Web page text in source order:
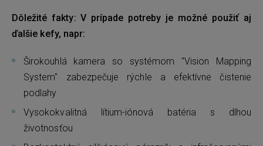
Dôležité fakty: V prípade potreby je možné použiť aj
ďalšie kefy, napr:
Širokouhlá kamera so systémom "Vision Mapping
System" zabezpečuje rýchle a efektívne čistenie
podlahy
Vysokokvalitná lítium-iónová batéria s dlhou
životnosťou